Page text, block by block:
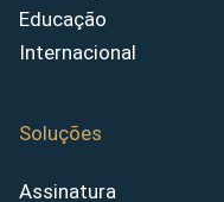
Educação
Internacional
Soluções
Assinatura